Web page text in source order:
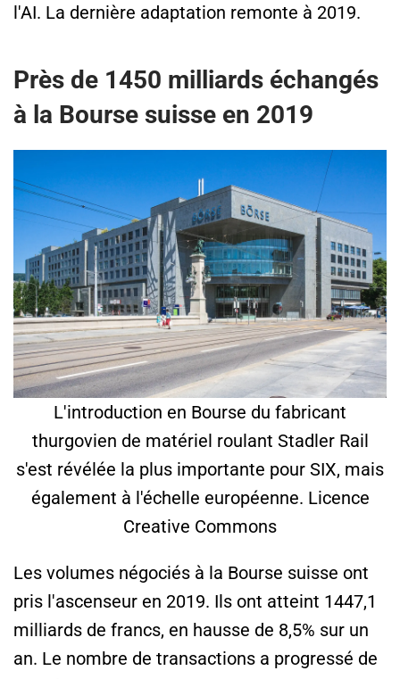
l'AI. La dernière adaptation remonte à 2019.
Près de 1450 milliards échangés
à la Bourse suisse en 2019
L'introduction en Bourse du fabricant
thurgovien de matériel roulant Stadler Rail
s'est révélée la plus importante pour SIX, mais
également à l'échelle européenne. Licence
Creative Commons
Les volumes négociés à la Bourse suisse ont
pris l'ascenseur en 2019. Ils ont atteint 1447,1
milliards de francs, en hausse de 8,5% sur un
an. Le nombre de transactions a progressé de